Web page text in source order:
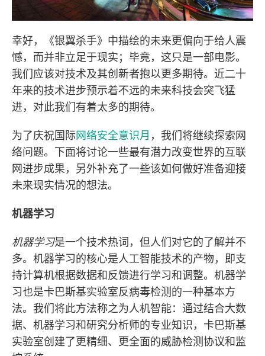
幸好，《银翼杀手》中描绘的未来更偏向于给人震
憾，而并非立足于现实；毕竟，这只是一部电影。
我们应该对技术及其创新者抱以更多期待。近二十
年来的技术进步预示着不远的未来科技会突飞猛
进，对此我们有着太多的期待。
为了庆祝国际网络安全意识月 ，我们将继续探索网
络问题。下面将讨论一些最有潜力改变世界的互联
网进步成果，另外补充了一些该如何做好准备迎接
未来现实情况的想法。
机器学习
机器学习是一个技术热词，但人们对它的了解并不
多。机器学习的核心是人工智能技术的产物，即支
持计算机根据数据和反馈进行学习和调整。机器学
习也是卡巴斯基实验室反病毒检测的一种基本方
法。我们将此方法称之为人机智能：通过结合大数
据、机器学习和研究分析师的专业知识，卡巴斯基
实验室创建了更精细、更全面的威胁检测协议和监